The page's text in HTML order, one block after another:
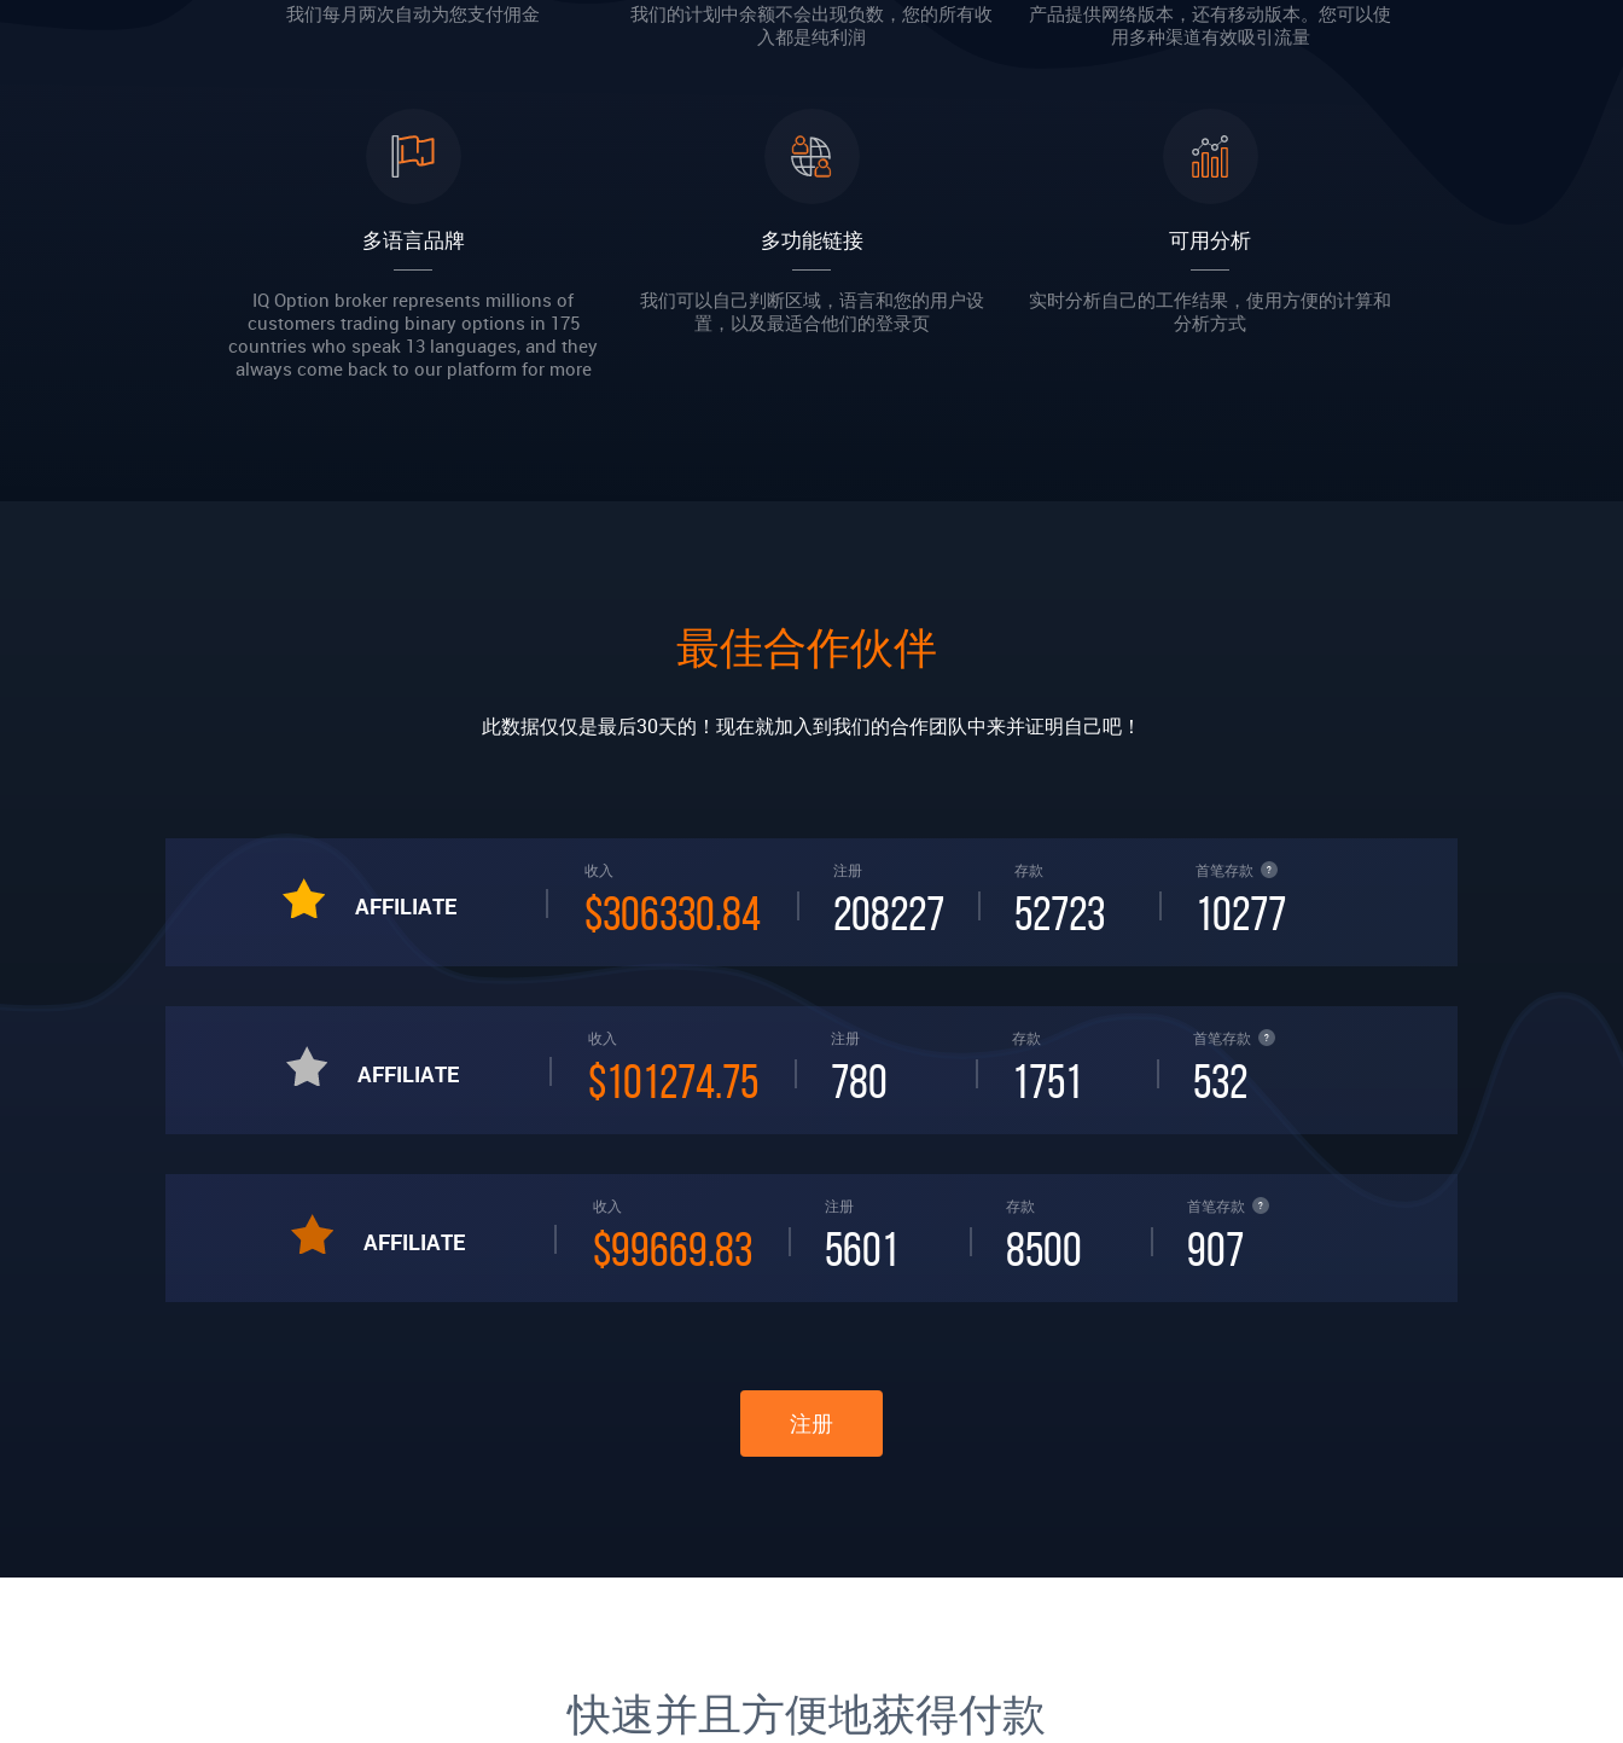
我们每月两次自动为您支付佣金
我们的计划中余额不会出现负数，您的所有收
入都是纯利润
产品提供网络版本，还有移动版本。您可以使
用多种渠道有效吸引流量
多语言品牌
IQ Option broker represents millions of
customers trading binary options in 175
countries who speak 13 languages, and they
always come back to our platform for more
多功能链接
我们可以自己判断区域，语言和您的用户设
置，以及最适合他们的登录页
可用分析
实时分析自己的工作结果，使用方便的计算和
分析方式
最佳合作伙伴
此数据仅仅是最后30天的！现在就加入到我们的合作团队中来并证明自己吧！
AFFILIATE
收入
$306330.84
注册
208227
存款
52723
首笔存款 ?
10277
AFFILIATE
收入
$101274.75
注册
780
存款
1751
首笔存款 ?
532
AFFILIATE
收入
$99669.83
注册
5601
存款
8500
首笔存款 ?
907
注册
快速并且方便地获得付款